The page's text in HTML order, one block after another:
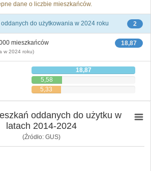
dane o liczbie mieszkańców.
2
do użytkowania w 2024 roku
18,87
mieszkańców
w 2024 roku)
18,87
5,58
5,33
oddanych do użytku w
latach 2014-2024
(Źródło: GUS)